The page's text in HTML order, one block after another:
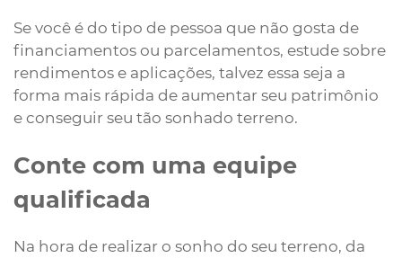
Se você é do tipo de pessoa que não gosta de
financiamentos ou parcelamentos, estude sobre
rendimentos e aplicações, talvez essa seja a
forma mais rápida de aumentar seu patrimônio
e conseguir seu tão sonhado terreno.
Conte com uma equipe
qualificada
Na hora de realizar o sonho do seu terreno, da